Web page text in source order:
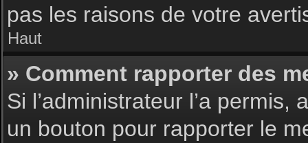
pas les raisons de votre
Haut
» Comment rapporter des
Si l’administrateur l’a
un bouton pour rapporter le